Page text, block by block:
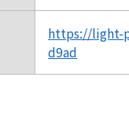
https://light-
d9ad